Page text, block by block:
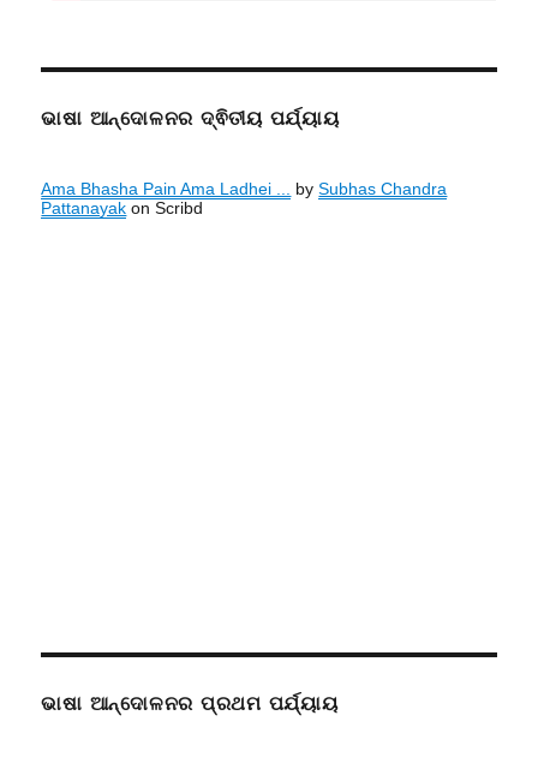
ଭାଷା ଆନ୍ଦୋଳନର ଦ୍ଵିତୀୟ ପର୍ଯ୍ୟାୟ
Ama Bhasha Pain Ama Ladhei ... bySubhas Chandra
Pattanayak on Scribd
ଭାଷା ଆନ୍ଦୋଳନର ପ୍ରଥମ ପର୍ଯ୍ୟାୟ